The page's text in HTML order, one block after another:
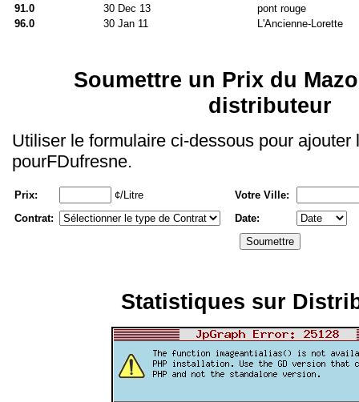
91.0
30 Dec 13
pont rouge
96.0
30 Jan 11 L'Ancienne-Lorette
Soumettre un Prix du
distributeur
Utiliser le formulaire ci-dessous pour ajouter
pourFDufresne.
Prix: ¢/Litre
Votre Ville:
Contrat:
Date:
Statistiques sur